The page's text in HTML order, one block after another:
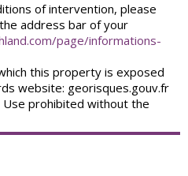
of intervention, please
address bar of your
page/informations-
this property is exposed
website: georisques.gouv.fr
prohibited without the